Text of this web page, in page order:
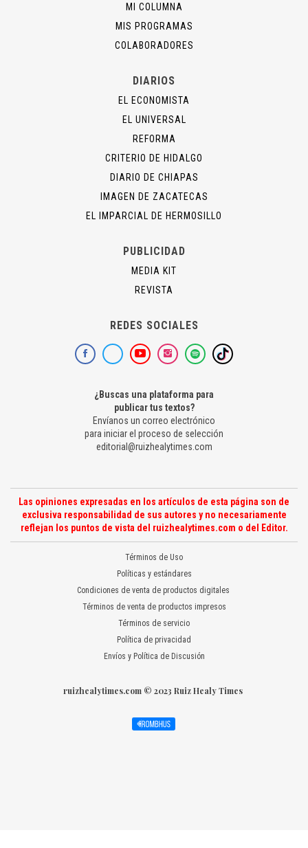
MI COLUMNA
MIS PROGRAMAS
COLABORADORES
DIARIOS
EL ECONOMISTA
EL UNIVERSAL
REFORMA
CRITERIO DE HIDALGO
DIARIO DE CHIAPAS
IMAGEN DE ZACATECAS
EL IMPARCIAL DE HERMOSILLO
PUBLICIDAD
MEDIA KIT
REVISTA
REDES SOCIALES
¿Buscas una plataforma para
publicar tus textos?
Envíanos un correo electrónico
para iniciar el proceso de selección
editorial@ruizhealytimes.com
Las opiniones expresadas en los artículos de esta página son de
exclusiva responsabilidad de sus autores y no necesariamente
reflejan los puntos de vista del ruizhealytimes.com o del Editor.
Términos de Uso
Políticas y estándares
Condiciones de venta de productos digitales
Términos de venta de productos impresos
Términos de servicio
Política de privacidad
Envíos y Política de Discusión
ruizhealytimes.com © 2023 Ruiz Healy Times